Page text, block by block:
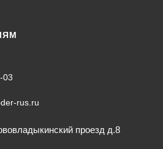
03
rus.ru
проезд д.8